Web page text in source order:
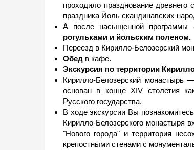
проходило празднование древнего
праздника Йоль скандинавских
А после насыщенной программы
рогульками и йольским поленом.
Переезд в Кирилло-Белозерский
Обед в кафе.
Экскурсия по территории
Кирилло-Белозерский монастырь
основан в конце XIV столетия
Русского государства.
В ходе экскурсии Вы
Кирилло-Белозерского монастыря
"Нового города" и территория
крепостными стенами с